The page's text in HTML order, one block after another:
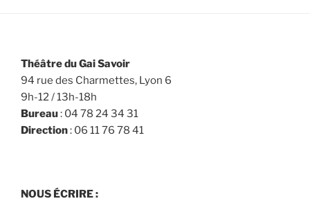
Théâtre du Gai Savoir
94 rue des Charmettes, Lyon 6
9h-12 / 13h-18h
Bureau: 04 78 24 34 31
Direction: 06 11 76 78 41
NOUS ÉCRIRE :